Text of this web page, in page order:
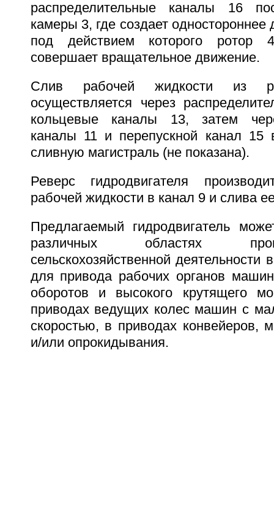
распределительные каналы 16
камеры 3, где создает одностороннее
под действием которого ротор
совершает вращательное движение.
Слив рабочей жидкости из
осуществляется через
кольцевые каналы 13, затем
каналы 11 и перепускной канал
сливную магистраль (не показана).
Реверс гидродвигателя
рабочей жидкости в канал 9 и слива
Предлагаемый гидродвигатель
различных областях
сельскохозяйственной деятельности
для привода рабочих органов
оборотов и высокого крутящего
приводах ведущих колес машин с
скоростью, в приводах конвейеров,
и/или опрокидывания.